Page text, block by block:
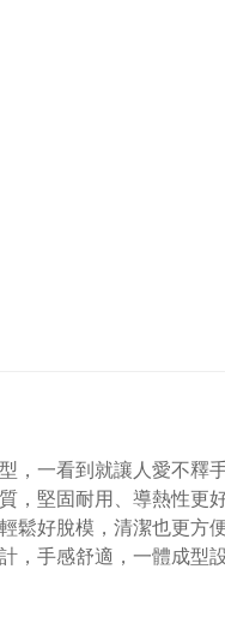
，一看到就讓人愛不釋
，堅固耐用、導熱性更
鬆好脫模，清潔也更方
，手感舒適，一體成型